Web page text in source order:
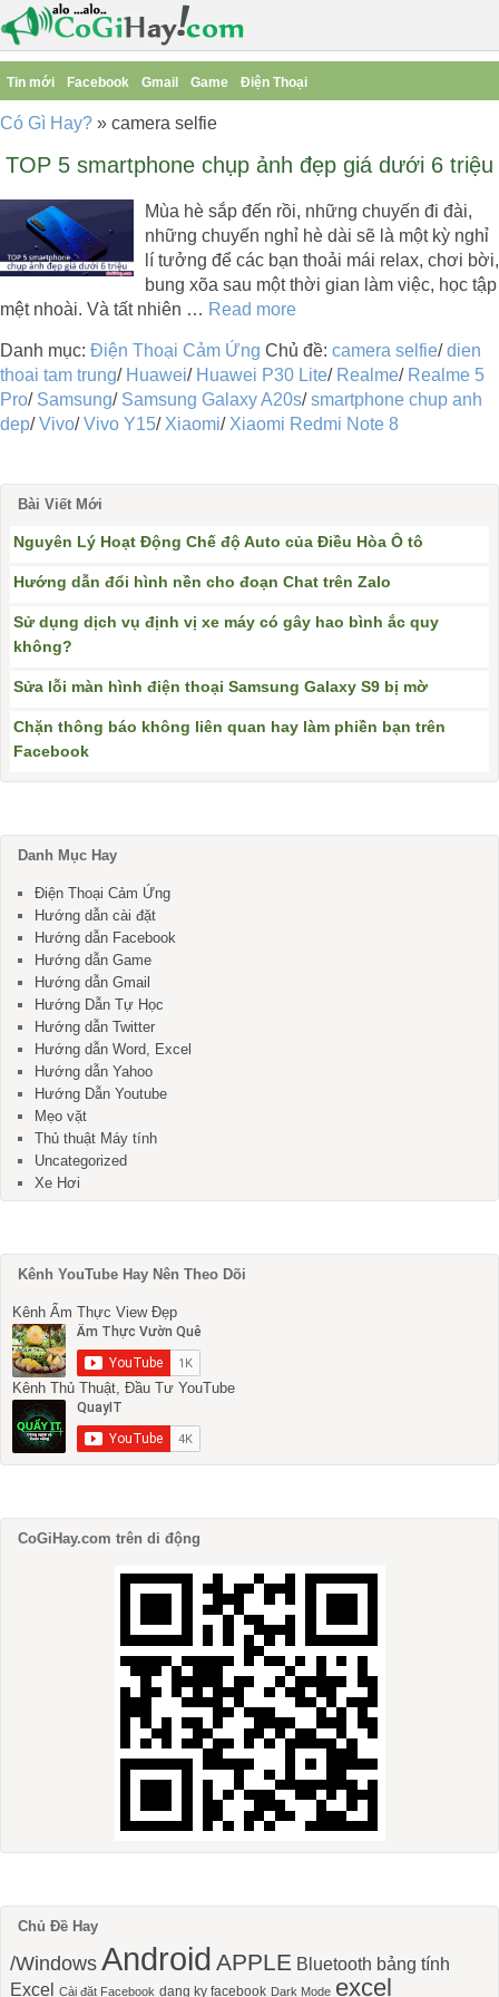
Tin mới Facebook Gmail Game Điện Thoại
Có Gì Hay? » camera selfie
TOP 5 smartphone chụp ảnh đẹp giá dưới 6 triệu
Mùa hè sắp đến rồi, những chuyến đi đài,
những chuyến nghỉ hè dài sẽ là một kỳ nghỉ
lí tưởng để các bạn thoải mái relax, chơi bời,
bung xõa sau một thời gian làm việc, học tập
mệt nhoài. Và tất nhiên … Read more
Danh mục: Điện Thoại Cảm Ứng Chủ đề: camera selfie/dien
thoai tam trung/ Huawei/ Huawei P30 Lite/ Realme/ Realme 5
Pro/ Samsung/ Samsung Galaxy A20s/smartphone chup anh
dep/Vivo/Vivo Y15/ Xiaomi/ Xiaomi Redmi Note 8
Bài Viết Mới
Nguyên Lý Hoạt Động Chế độ Auto của Điều Hòa Ô tô
Hướng dẫn đổi hình nền cho đoạn Chat trên Zalo
Sử dụng dịch vụ định vị xe máy có gây hao bình ắc quy
không?
Sửa lỗi màn hình điện thoại Samsung Galaxy S9 bị mờ
Chặn thông báo không liên quan hay làm phiền bạn trên
Facebook
Danh Mục Hay
Điện Thoại Cảm Ứng
Hướng dẫn cài đặt
Hướng dẫn Facebook
Hướng dẫn Game
Hướng dẫn Gmail
Hướng Dẫn Tự Học
Hướng dẫn Twitter
Hướng dẫn Word, Excel
Hướng dẫn Yahoo
Hướng Dẫn Youtube
Mẹo vặt
Thủ thuật Máy tính
Uncategorized
Xe Hơi
Kênh YouTube Hay Nên Theo Dõi
Kênh Ẩm Thực View Đẹp
Kênh Thủ Thuật, Đầu Tư YouTube
CoGiHay.com trên di động
Chủ Đề Hay
/Windows Android APPLE Bluetooth bảng tính
Excel Cài đặt Facebook dang ky facebook Dark Mode excel